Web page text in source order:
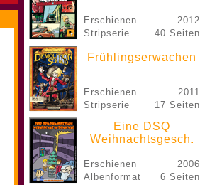
Erschienen
Stripserie
2012
40 Seiten
Frühlingserwachen
Erschienen
Stripserie
2011
17 Seiten
Eine DSQ
Weihnachtsgesch.
Erschienen
Albenformat
2006
6 Seiten